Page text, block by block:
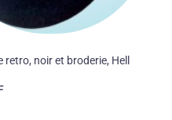
retro, noir et broderie, Hell